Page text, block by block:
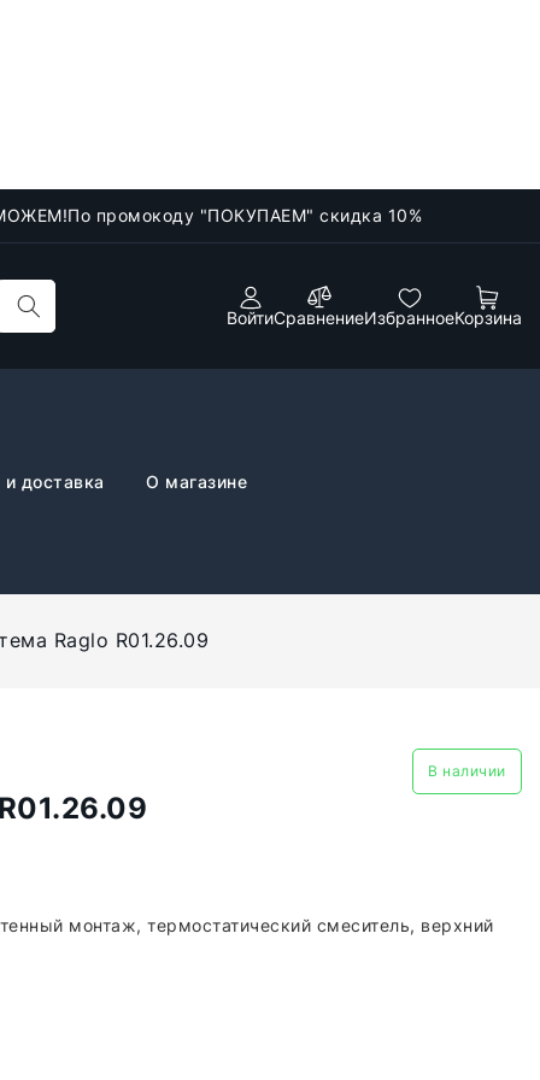
По промокоду "ПОКУПАЕМ" скидка 10%
ВойтиСравнениеИзбранноеКорзина
доставка О магазине
Raglo R01.26.09
В наличии
монтаж, термостатический смеситель, верхний